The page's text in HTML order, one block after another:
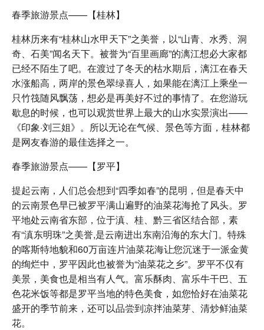
春季旅游景点——【桂林】
桂林历来有“桂林山水甲天下”之美誉，以“山青、水秀、洞
奇、石美”闻名天下。被誉为“百里画廊”的漓江想必大家都
已经不陌生了吧。在渡过了冬天的枯水期后，漓江在春天
水涨船高，两岸的景色翠绿喜人，如果能在漓江上乘坐一
只竹筏随风飘荡，想必是再美好不过的事情了。在您游玩
歇息的时候，也可以观赏世界上最大的山水实景演出——
《印象·刘三姐》。所以无论在气候、景色等方面，桂林都
是网友春游的最佳选择之一。
春季旅游景点——【罗平】
提起云南，人们总会想到“四季如春”的昆明，但是春天中
的云南景色早已被罗平满山遍野的油菜花海抢了风头。罗
平地处云南省东部，位于滇、桂、黔三省区结合部，素
有“滇东明珠”之美誉,是云南进出东南沿海的东大门。特殊
的喀斯特地貌和60万亩连片油菜花海让您沉迷于一派金黄
的绚烂中，罗平因此也被誉为“油菜花之乡”。罗平不仅有
美景，美食也是相当有人气。富乐酥肉、富乐牛干巴、五
色花米饭等都是罗平当地的特色美食，如您恰好在油菜花
盛开的季节前来，还可以品尝到凉拌油菜芽、清炒鲜油菜
花。